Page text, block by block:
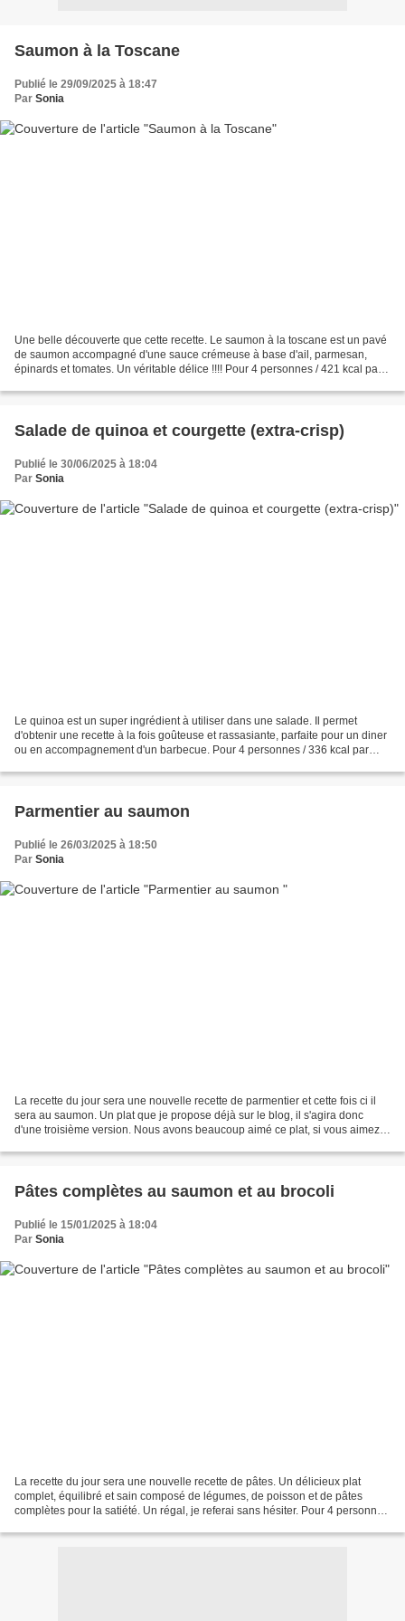
Saumon à la Toscane
Publié le 29/09/2025 à 18:47
Par Sonia
Une belle découverte que cette recette. Le saumon à la toscane est un pavé
de saumon accompagné d'une sauce crémeuse à base d'ail, parmesan,
épinards et tomates. Un véritable délice !!!! Pour 4 personnes / 421 kcal par
Salade de quinoa et courgette (extra-crisp)
Publié le 30/06/2025 à 18:04
Par Sonia
Le quinoa est un super ingrédient à utiliser dans une salade. Il permet
d'obtenir une recette à la fois goûteuse et rassasiante, parfaite pour un diner
ou en accompagnement d'un barbecue. Pour 4 personnes / 336 kcal par
Parmentier au saumon
Publié le 26/03/2025 à 18:50
Par Sonia
La recette du jour sera une nouvelle recette de parmentier et cette fois ci il
sera au saumon. Un plat que je propose déjà sur le blog, il s'agira donc
d'une troisième version. Nous avons beaucoup aimé ce plat, si vous aimez
Pâtes complètes au saumon et au brocoli
Publié le 15/01/2025 à 18:04
Par Sonia
La recette du jour sera une nouvelle recette de pâtes. Un délicieux plat
complet, équilibré et sain composé de légumes, de poisson et de pâtes
complètes pour la satiété. Un régal, je referai sans hésiter. Pour 4 personnes